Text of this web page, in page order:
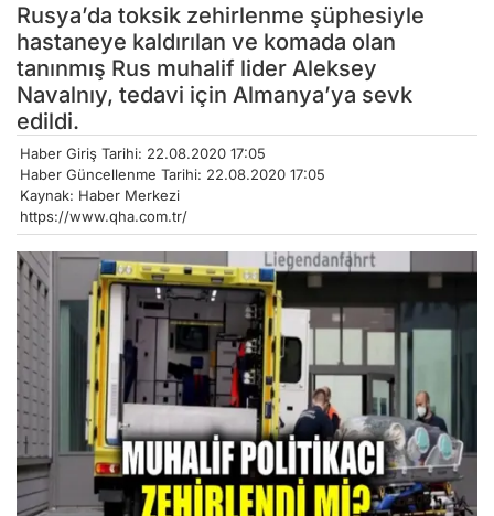
Rusya’da toksik zehirlenme şüphesiyle
hastaneye kaldırılan ve komada olan
tanınmış Rus muhalif lider Aleksey
Navalnıy, tedavi için Almanya’ya sevk
edildi.
Haber Giriş Tarihi: 22.08.2020 17:05
Haber Güncellenme Tarihi: 22.08.2020 17:05
Kaynak: Haber Merkezi
https://www.qha.com.tr/